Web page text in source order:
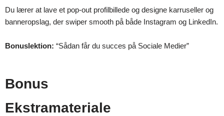
Du lærer at lave et pop-out profilbillede og designe karruseller og
banneropslag, der swiper smooth på både Instagram og LinkedIn.
Bonuslektion: “Sådan får du succes på Sociale Medier”
Bonus
Ekstramateriale